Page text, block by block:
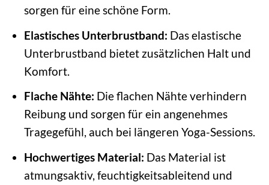
sorgen für eine schöne Form.
Elastisches Unterbrustband: Das elastische
Unterbrustband bietet zusätzlichen Halt und
Komfort.
Flache Nähte: Die flachen Nähte verhindern
Reibung und sorgen für ein angenehmes
Tragegefühl, auch bei längeren Yoga-Sessions.
Hochwertiges Material: Das Material ist
atmungsaktiv, feuchtigkeitsableitend und